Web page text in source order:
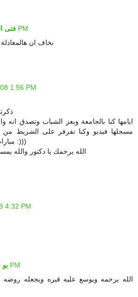
فتى 13/3/08 1:47 PM
نخاف ان هالمعادلة
1:56 PM
ايامها كنا بالجامعة وبعز الشباب وتصدق
مسجلها فيديو وكنا نفرفر على الشريط
مبارات العربي والقادسية :)))
الله يرحمك يا دكتور والله
4:32 PM
بو 13/3/08 4:46 PM
الله يرحمه ويوسع عليه قبره ويجعله